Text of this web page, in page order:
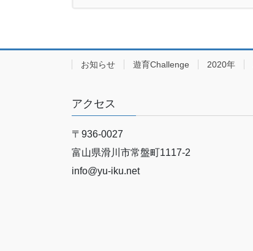
お知らせ 遊育Challenge 2020年
アクセス
〒936-0027
富山県滑川市常盤町1117‐2
info@yu-iku.net